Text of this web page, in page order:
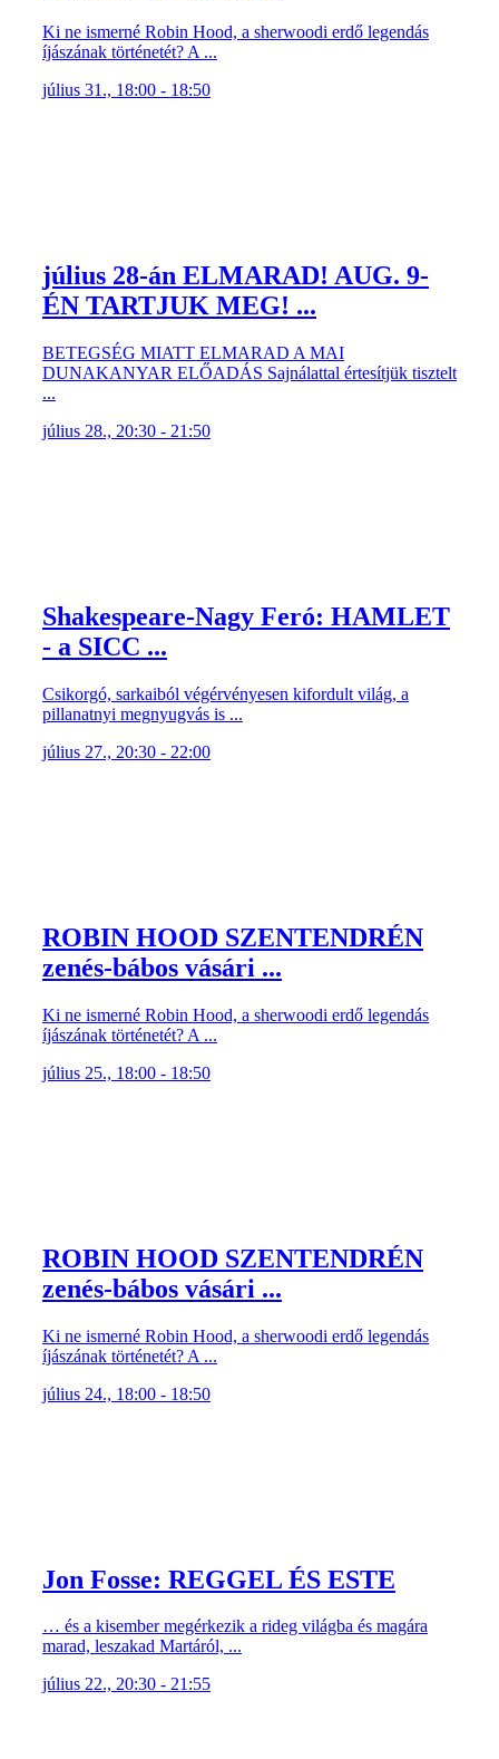
Ki ne ismerné Robin Hood, a sherwoodi erdő legendás
íjászának történetét? A ...
július 31., 18:00 - 18:50
július 28-án ELMARAD! AUG. 9-
ÉN TARTJUK MEG! ...
BETEGSÉG MIATT ELMARAD A MAI
DUNAKANYAR ELŐADÁS Sajnálattal értesítjük tisztelt
...
július 28., 20:30 - 21:50
Shakespeare-Nagy Feró: HAMLET
- a SICC ...
Csikorgó, sarkaiból végérvényesen kifordult világ, a
pillanatnyi megnyugvás is ...
július 27., 20:30 - 22:00
ROBIN HOOD SZENTENDRÉN
zenés-bábos vásári ...
Ki ne ismerné Robin Hood, a sherwoodi erdő legendás
íjászának történetét? A ...
július 25., 18:00 - 18:50
ROBIN HOOD SZENTENDRÉN
zenés-bábos vásári ...
Ki ne ismerné Robin Hood, a sherwoodi erdő legendás
íjászának történetét? A ...
július 24., 18:00 - 18:50
Jon Fosse: REGGEL ÉS ESTE
… és a kisember megérkezik a rideg világba és magára
marad, leszakad Martáról, ...
július 22., 20:30 - 21:55